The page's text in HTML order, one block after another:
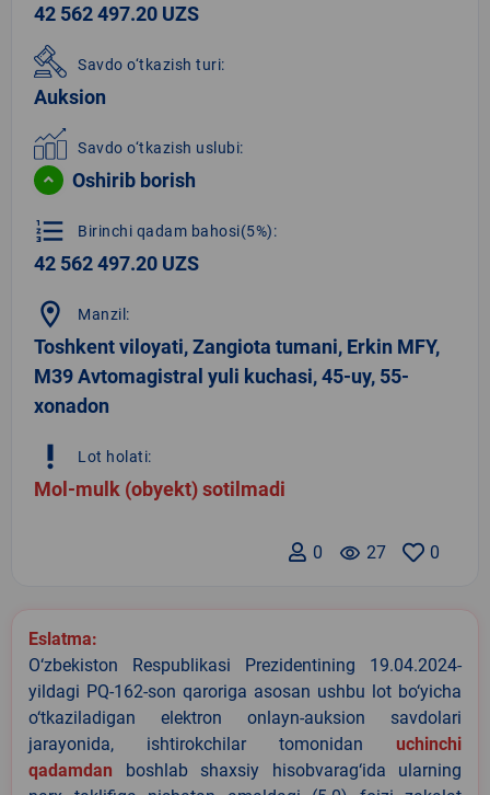
42 562 497.20 UZS
Savdo o‘tkazish turi:
Auksion
Savdo o‘tkazish uslubi:
Oshirib borish
format_list_numbered Birinchi qadam bahosi(5%):
42 562 497.20 UZS
location_on Manzil:
Toshkent viloyati, Zangiota tumani, Erkin MFY,
M39 Avtomagistral yuli kuchasi, 45-uy, 55-
xonadon
priority_high Lot holati:
Mol-mulk (obyekt) sotilmadi
0
remove_red_eye 27
0
Eslatma:
O‘zbekiston Respublikasi Prezidentining 19.04.2024-
yildagi PQ-162-son qaroriga asosan ushbu lot bo‘yicha
o‘tkaziladigan elektron onlayn-auksion savdolari
jarayonida, ishtirokchilar tomonidan uchinchi
qadamdan boshlab shaxsiy hisobvarag‘ida ularning